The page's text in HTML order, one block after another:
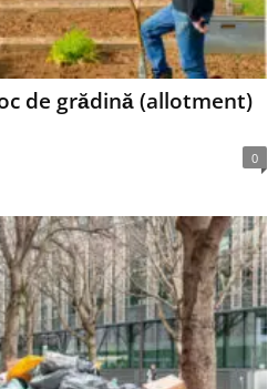
de grădină (allotment)
0